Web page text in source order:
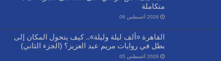
متكاملة
2026 أغسطس 06
القاهرة «ألف ليلة وليلة».. كيف يتحول المكان إلى
بطل في روايات مريم عبد العزيز؟ (الجزء الثاني)
2026 أغسطس 05